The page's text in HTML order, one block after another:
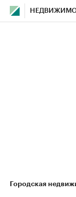
Городская